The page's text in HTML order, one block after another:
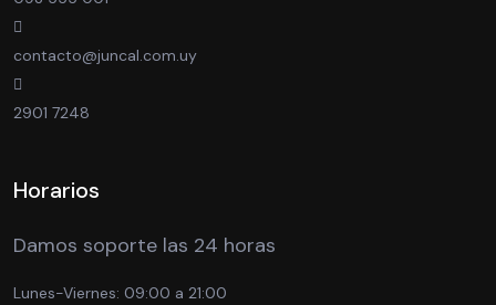
contacto@juncal.com.uy
2901 7248
Horarios
Damos soporte las 24 horas
Lunes-Viernes: 09:00 a 21:00